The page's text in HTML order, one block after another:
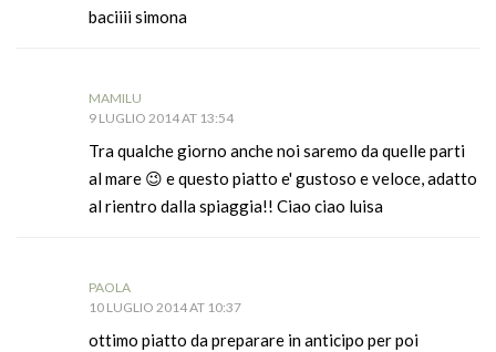
baciiii simona
MAMILU
9 LUGLIO 2014 AT 13:54
Tra qualche giorno anche noi saremo da quelle parti
al mare 😉 e questo piatto e' gustoso e veloce, adatto
al rientro dalla spiaggia!! Ciao ciao luisa
PAOLA
10 LUGLIO 2014 AT 10:37
ottimo piatto da preparare in anticipo per poi